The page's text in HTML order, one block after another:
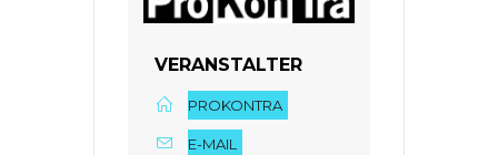
VERANSTALTER
PROKONTRA
E-MAIL